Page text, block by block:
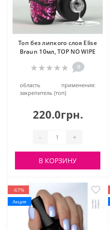
Топ без липкого слоя Elise
Braun 10мл, TOP NO WIPE
0
область применения:
закрепитель (топ)
220.0грн.
- +
В КОРЗИНУ
-67%
Акция